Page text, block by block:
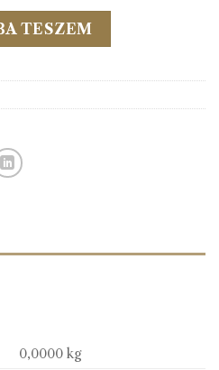
TESZEM
0,0000 kg